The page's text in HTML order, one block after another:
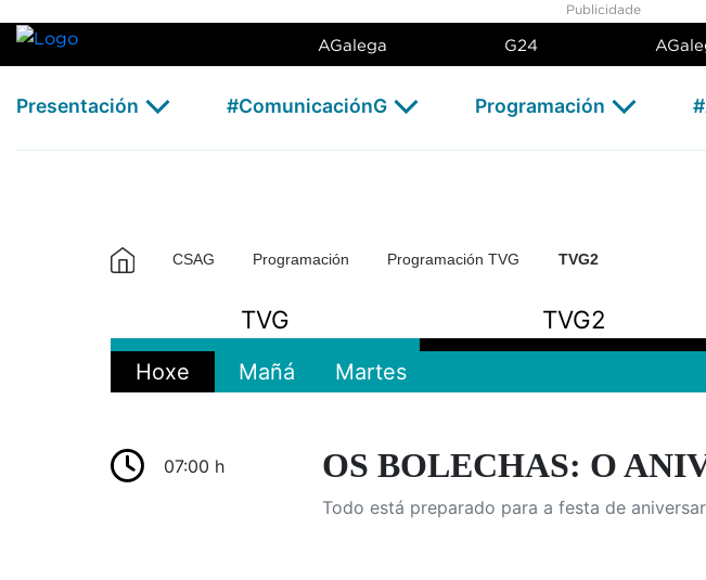
Skip to Main Content
TVG2 - CSAG Publicidade
AGalega G24
Presentación #ComunicaciónG Programación
CSAG Programación Programación TVG TVG2
TVG TVG2
Hoxe Mañá Martes
07:00 h OS BOLECHAS: O
Todo está preparado para a festa de